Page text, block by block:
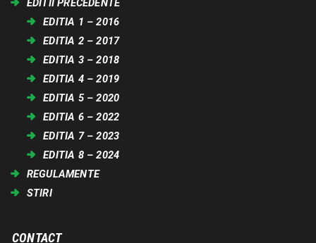
EDITII PRECEDENTE
EDITIA 1 – 2016
EDITIA 2 – 2017
EDITIA 3 – 2018
EDITIA 4 – 2019
EDITIA 5 – 2020
EDITIA 6 – 2022
EDITIA 7 – 2023
EDITIA 8 – 2024
REGULAMENTE
STIRI
CONTACT